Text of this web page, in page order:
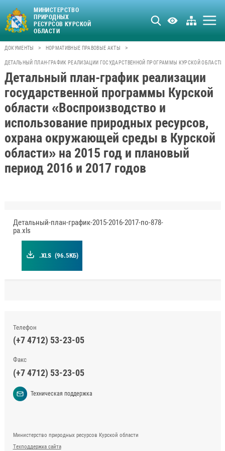
МИНИСТЕРСТВО
ПРИРОДНЫХ
РЕСУРСОВ КУРСКОЙ
ОБЛАСТИ
ДОКУМЕНТЫ > НОРМАТИВНЫЕ ПРАВОВЫЕ АКТЫ >
ДЕТАЛЬНЫЙ ПЛАН-ГРАФИК РЕАЛИЗАЦИИ ГОСУДАРСТВЕННОЙ ПРОГРАММЫ КУРСКОЙ
Детальный план-график реализации
государственной программы Курской
области «Воспроизводство и
использование природных ресурсов,
охрана окружающей среды в Курской
области» на 2015 год и плановый
период 2016 и 2017 годов
Детальный-план-график-2015-2016-2017-по-878-
ра.xls
.XLS (96.5КБ)
Телефон
(+7 4712) 53-23-05
Факс
(+7 4712) 53-23-05
Техническая поддержка
Министерство природных ресурсов Курской области
Техподдержка сайта